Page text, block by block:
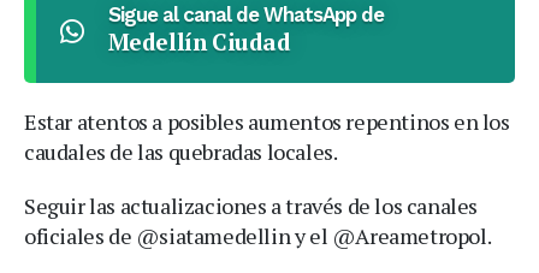
Sigue al canal de WhatsApp de
Medellín Ciudad
Estar atentos a posibles aumentos repentinos en los
caudales de las quebradas locales.
Seguir las actualizaciones a través de los canales
oficiales de @siatamedellin y el @Areametropol.